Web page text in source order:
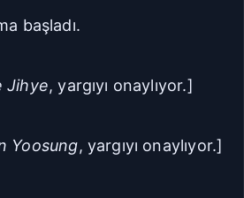
başladı.
Jihye, yargıyı onaylıyor.]
Yoosung, yargıyı onaylıyor.]